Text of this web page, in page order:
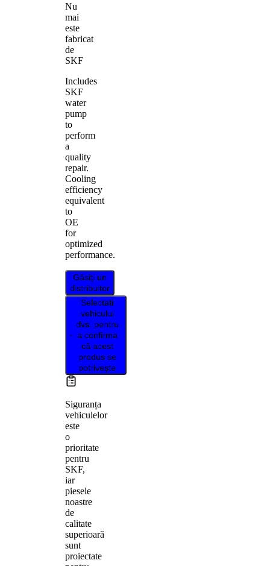
Nu
mai
este
fabricat
de
SKF
Includes
SKF
water
pump
to
perform
a
quality
repair.
Cooling
efficiency
equivalent
to
OE
for
optimized
performance.
Găsiți un
distribuitor
Selectați
vehiculul
dvs. pentru
a confirma
că acest
produs se
potrivește
Siguranța
vehiculelor
este
o
prioritate
pentru
SKF,
iar
piesele
noastre
de
calitate
superioară
sunt
proiectate